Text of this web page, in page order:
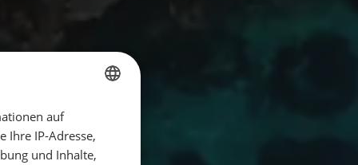
GERMAN
auf
Ihre IP-Adresse,
und Inhalte,